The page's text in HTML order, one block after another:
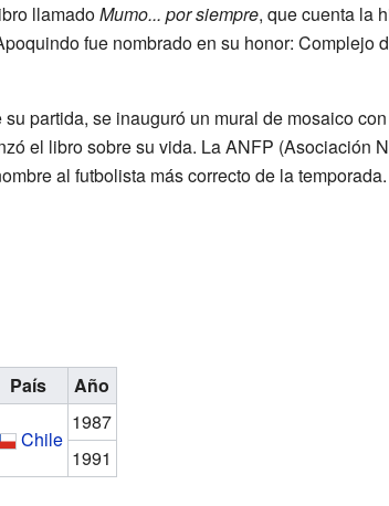
llamadoMumo... por siempre, que cuenta la
fue nombrado en su honor: Complejo
partida, se inauguró un mural de mosaico
el libro sobre su vida. La ANFP (Asociación
al futbolista más correcto de la temporada.
País
Año
Chile
1987
1991